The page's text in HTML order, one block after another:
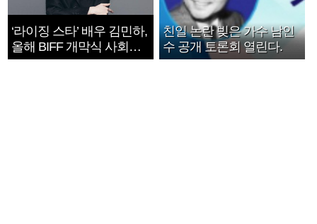
‘라이징 스타’ 배우 김민하,
올해 BIFF 개막식 사회자
확정
친일 논란 빚은 가수 남인
수 공개 토론회 열린다.